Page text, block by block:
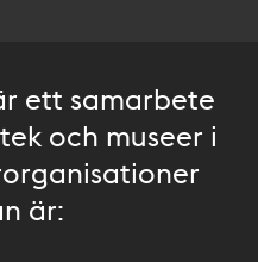
ett samarbete
och museer i
är: